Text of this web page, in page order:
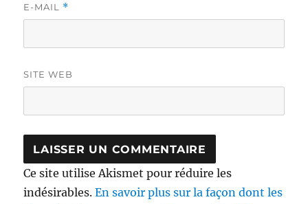
E-MAIL *
SITE WEB
Ce site utilise Akismet pour réduire les
indésirables.En savoir plus sur la façon dont les